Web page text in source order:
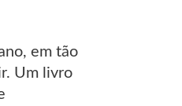
em tão
Um livro